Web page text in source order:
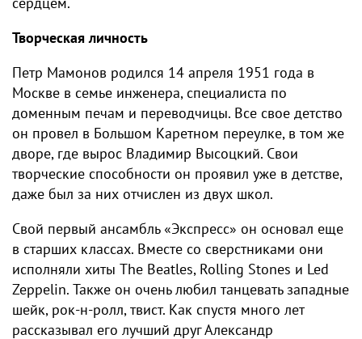
Творческая личность
Петр Мамонов родился 14 апреля 1951 года в
Москве в семье инженера, специалиста по
доменным печам и переводчицы. Все свое детство
он провел в Большом Каретном переулке, в том же
дворе, где вырос Владимир Высоцкий. Свои
творческие способности он проявил уже в детстве,
даже был за них отчислен из двух школ.
Свой первый ансамбль «Экспресс» он основал еще
в старших классах. Вместе со сверстниками они
исполняли хиты The Beatles, Rolling Stones и Led
Zeppelin. Также он очень любил танцевать западные
шейк, рок-н-ролл, твист. Как спустя много лет
рассказывал его лучший друг Александр